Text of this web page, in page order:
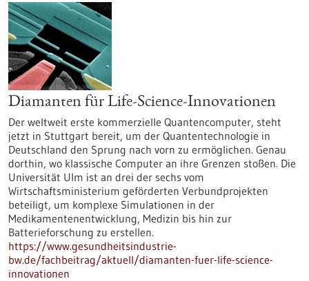
Diamanten für Life-Science-Innovationen
Der weltweit erste kommerzielle Quantencomputer, steht
jetzt in Stuttgart bereit, um der Quantentechnologie in
Deutschland den Sprung nach vorn zu ermöglichen. Genau
dorthin, wo klassische Computer an ihre Grenzen stoßen. Die
Universität Ulm ist an drei der sechs vom
Wirtschaftsministerium geförderten Verbundprojekten
beteiligt, um komplexe Simulationen in der
Medikamentenentwicklung, Medizin bis hin zur
Batterieforschung zu erstellen.
https://www.gesundheitsindustrie-
bw.de/fachbeitrag/aktuell/diamanten-fuer-life-science-
innovationen